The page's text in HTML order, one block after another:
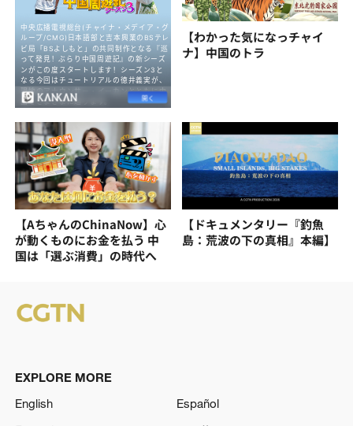
【わかった気になっチャイ
ナ】中国のトラ
【AちゃんのChinaNow】心
が動くものにお金を払う 中
国は「選ぶ消費」の時代へ
【ドキュメンタリー『釣魚
島：荒波の下の真相』本編】
EXPLORE MORE
English
Español